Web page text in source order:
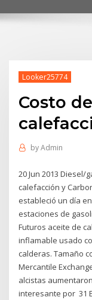
Looker25774
Costo
byAdmin
20 Jun 2013
calefacción y
estableció un día
estaciones de
Futuros aceite de
inflamable usado
calderas. Tamaño
Mercantile
alcistas
interesante por 31